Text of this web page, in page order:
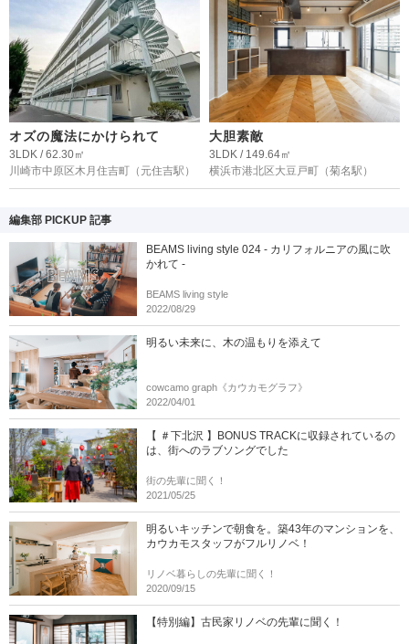
オズの魔法にかけられて
3LDK / 62.30㎡
川崎市中原区木月住吉町 （元住吉駅）
大胆素敵
3LDK / 149.64㎡
横浜市港北区大豆戸町 （菊名駅）
編集部 PICKUP 記事
BEAMS living style 024 - カリフォルニアの風に吹
かれて -
BEAMS living style
2022/08/29
明るい未来に、木の温もりを添えて
cowcamo graph《カウカモグラフ》
2022/04/01
【 ＃下北沢 】BONUS TRACKに収録されているの
は、街へのラブソングでした
街の先輩に聞く！
2021/05/25
明るいキッチンで朝食を。築43年のマンションを、
カウカモスタッフがフルリノベ！
リノベ暮らしの先輩に聞く！
2020/09/15
【特別編】古民家リノベの先輩に聞く！